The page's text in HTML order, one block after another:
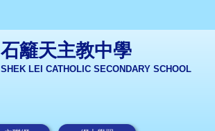
石籬天主教中學
SHEK LEI CATHOLIC SECONDARY SCHOOL